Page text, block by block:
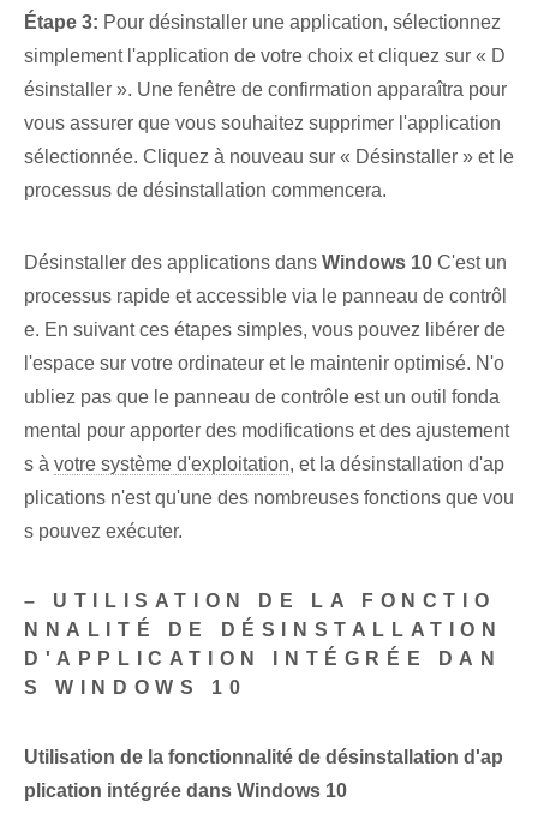
Étape 3: Pour désinstaller une application, sélectionnez
simplement l'application de votre choix et cliquez sur « D
ésinstaller ». Une fenêtre de confirmation apparaîtra pour
vous assurer que vous souhaitez supprimer l'application
sélectionnée. ‌Cliquez à nouveau sur « Désinstaller » et le
processus de désinstallation commencera.
Désinstaller des applications dans Windows 10 C'est un
processus rapide et accessible via le panneau de contrôl
e. En suivant ces étapes simples, vous pouvez libérer de
l'espace sur votre ordinateur et le maintenir optimisé. N'o
ubliez pas que le panneau de contrôle est un outil fonda
mental pour apporter des modifications et des ajustement
s à votre système d'exploitation, et la désinstallation d'ap
plications n'est qu'une des nombreuses fonctions que vou
s pouvez exécuter.
– UTILISATION DE LA FONCTIO
NNALITÉ DE DÉSINSTALLATION
D'APPLICATION INTÉGRÉE DAN
S WINDOWS 10
Utilisation de la fonctionnalité de désinstallation d'ap
plication intégrée dans Windows 10